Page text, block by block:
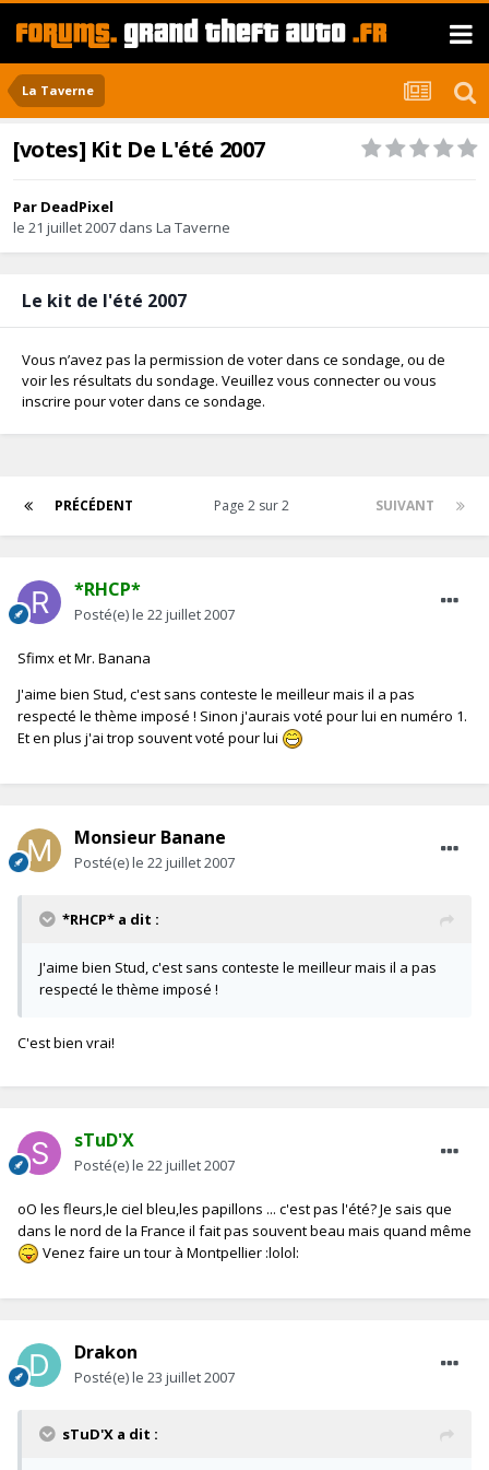
La Taverne
[votes] Kit De L'été 2007
Par DeadPixel
le 21 juillet 2007 dans La Taverne
Le kit de l'été 2007
Vous n’avez pas la permission de voter dans ce sondage, ou de
voir les résultats du sondage. Veuillez vous connecterou vous
inscrire pour voter dans ce sondage.
PRÉCÉDENT SUIVANT
Page 2 sur 2
*RHCP*
Posté(e)le 22 juillet 2007
Sfimx et Mr. Banana
J'aime bien Stud, c'est sans conteste le meilleur mais il a pas
respecté le thème imposé ! Sinon j'aurais voté pour lui en numéro 1.
Et en plus j'ai trop souvent voté pour lui
Monsieur Banane
Posté(e)le 22 juillet 2007
*RHCP* a dit :
J'aime bien Stud, c'est sans conteste le meilleur mais il a pas
respecté le thème imposé !
C'est bien vrai!
sTuD'X
Posté(e)le 22 juillet 2007
oO les fleurs,le ciel bleu,les papillons ... c'est pas l'été? Je sais que
dans le nord de la France il fait pas souvent beau mais quand même
Venez faire un tour à Montpellier :lolol:
Drakon
Posté(e)le 23 juillet 2007
sTuD'X a dit :